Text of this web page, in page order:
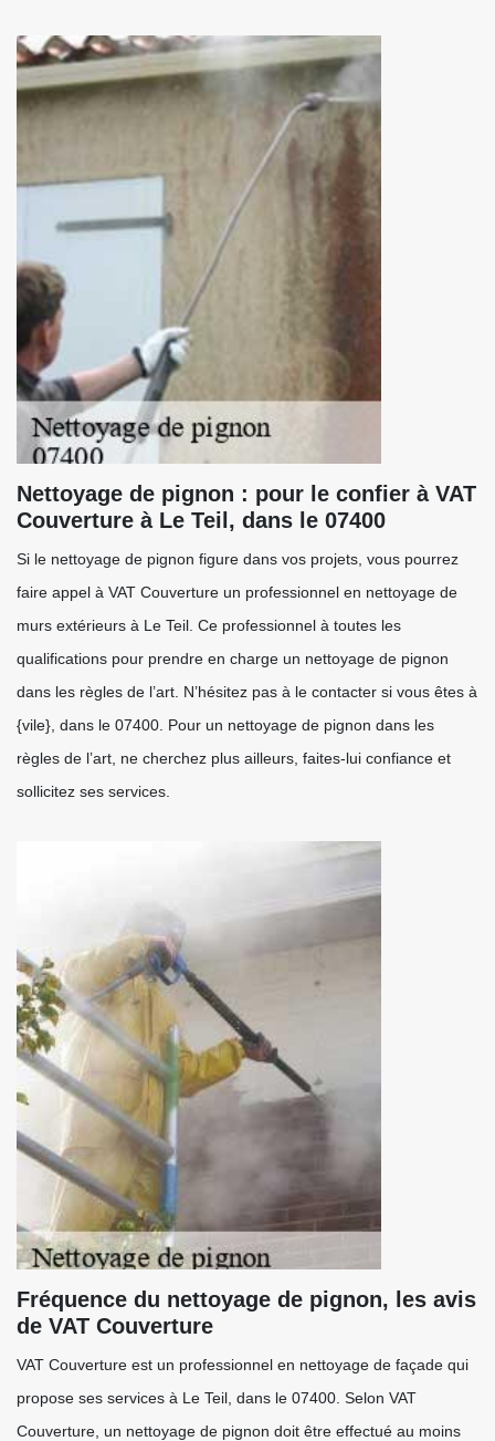
Nettoyage de pignon : pour le confier à VAT
Couverture à Le Teil, dans le 07400
Si le nettoyage de pignon figure dans vos projets, vous pourrez
faire appel à VAT Couverture un professionnel en nettoyage de
murs extérieurs à Le Teil. Ce professionnel à toutes les
qualifications pour prendre en charge un nettoyage de pignon
dans les règles de l’art. N’hésitez pas à le contacter si vous êtes à
{vile}, dans le 07400. Pour un nettoyage de pignon dans les
règles de l’art, ne cherchez plus ailleurs, faites-lui confiance et
sollicitez ses services.
Fréquence du nettoyage de pignon, les avis
de VAT Couverture
VAT Couverture est un professionnel en nettoyage de façade qui
propose ses services à Le Teil, dans le 07400. Selon VAT
Couverture, un nettoyage de pignon doit être effectué au moins